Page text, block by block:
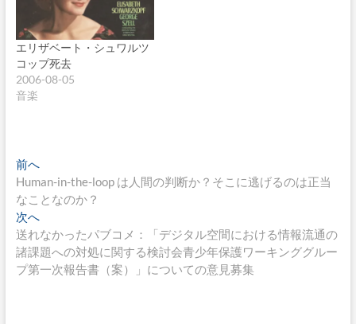
エリザベート・シュワルツ
コップ死去
2006-08-05
音楽
投
稿
ナ
ビ
ゲ
前へ過
去
の
投
稿:
Human-in-the-loop は人間の判断か？そこに逃げるのは正当
なことなのか？
次へ次
の
投
稿:
送れなかったパブコメ：「デジタル空間における情報流通の
諸課題への対処に関する検討会青少年保護ワーキンググルー
プ第一次報告書（案）」についての意見募集